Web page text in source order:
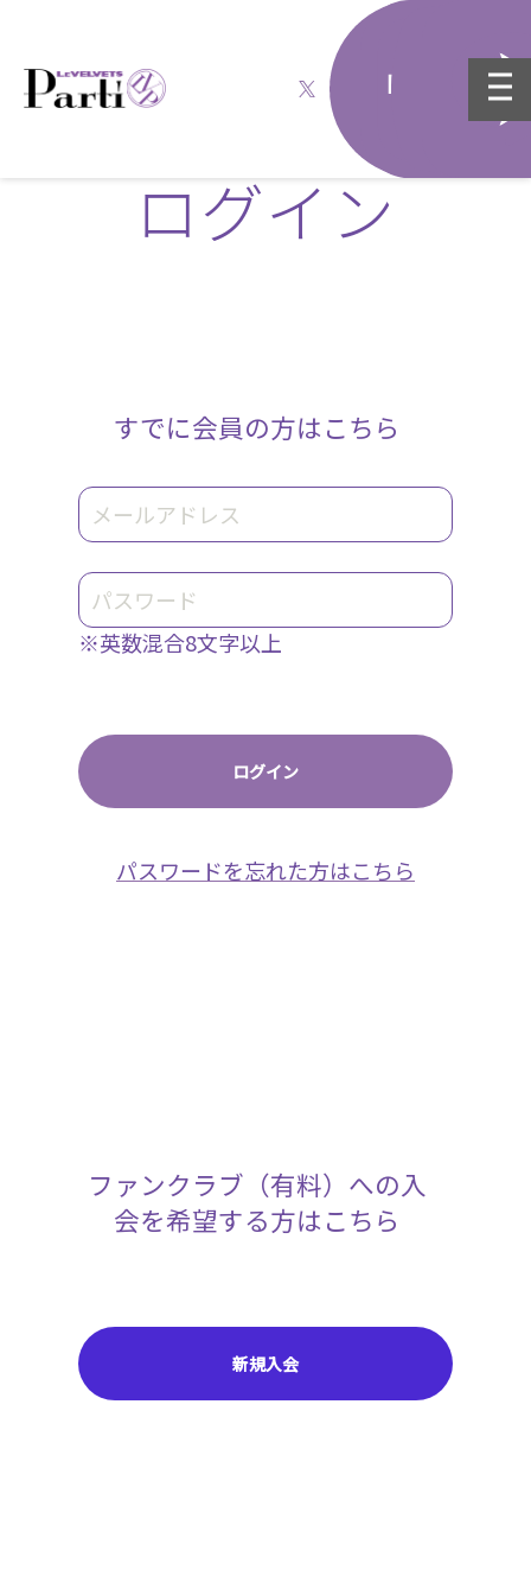
ログイン
すでに会員の方はこちら
※英数混合8文字以上
パスワードを忘れた方はこちら
ファンクラブ（有料）への入
会を希望する方はこちら